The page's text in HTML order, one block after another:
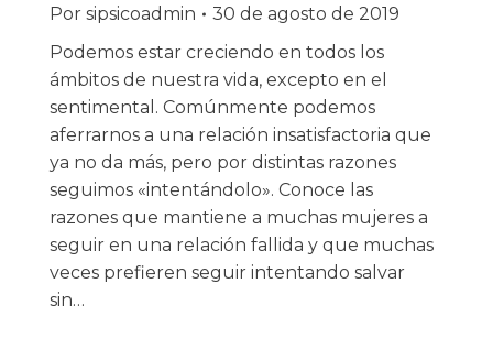
Por sipsicoadmin
30 de agosto de 2019
Podemos estar creciendo en todos los
ámbitos de nuestra vida, excepto en el
sentimental. Comúnmente podemos
aferrarnos a una relación insatisfactoria que
ya no da más, pero por distintas razones
seguimos «intentándolo». Conoce las
razones que mantiene a muchas mujeres a
seguir en una relación fallida y que muchas
veces prefieren seguir intentando salvar
sin…